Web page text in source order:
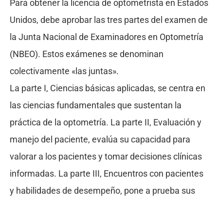
Para obtener la licencia de optometrista en Estados
Unidos, debe aprobar las tres partes del examen de
la Junta Nacional de Examinadores en Optometría
(NBEO). Estos exámenes se denominan
colectivamente «las juntas».
La parte I, Ciencias básicas aplicadas, se centra en
las ciencias fundamentales que sustentan la
práctica de la optometría. La parte II, Evaluación y
manejo del paciente, evalúa su capacidad para
valorar a los pacientes y tomar decisiones clínicas
informadas. La parte III, Encuentros con pacientes
y habilidades de desempeño, pone a prueba sus